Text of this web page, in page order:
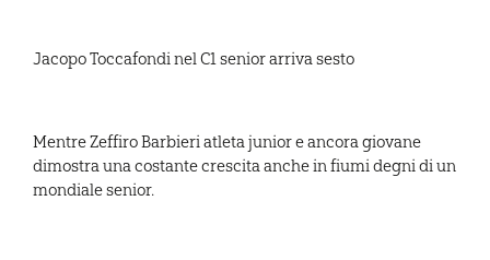
Jacopo Toccafondi nel C1 senior arriva sesto
Mentre Zeffiro Barbieri atleta junior e ancora giovane
dimostra una costante crescita anche in fiumi degni di un
mondiale senior.